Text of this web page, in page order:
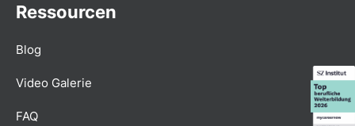
Ressourcen
Blog
Video Galerie
FAQ